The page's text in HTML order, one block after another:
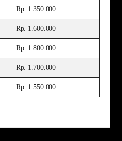
Rp. 1.350.000
Rp. 1.600.000
Rp. 1.800.000
Rp. 1.700.000
Rp. 1.550.000